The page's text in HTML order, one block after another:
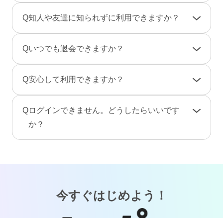
です。そのため、弊社からお客様へ料金の請求
や督促のご連絡が届くことはありません。
一部のコンテンツの利用はコイン（有料）が必
男性は、事前にポイントをご購入のうえご利用
となります。（1P＝約10円、消費ポイントはサ
ービスによって異なります）
Q知人や友達に知られずに利用できますか？
のニックネームで、プロフ画像を登録しない状
また、検索結果にあなたのプロフィールが表示
されないように設定することもできます。
Qいつでも退会できますか？
手続き」から行えます。
画・メッセージ・ポイント（コイン）などのア
カウント情報はすべて削除されます。復旧や返
金はできませんのでご注意ください。
Q安心して利用できますか？
ービスでは24時間365日体制で有人による監視・
通報対応・年齢確認を行っております。
Qログインできません。どうしたらいいです
か？
今すぐはじめよう！